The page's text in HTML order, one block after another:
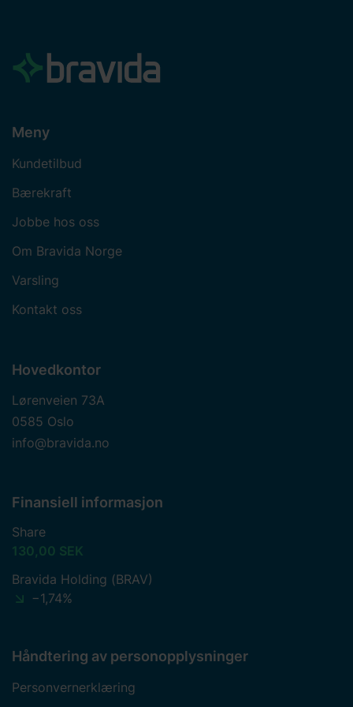
Meny
Kundetilbud
Bærekraft
Jobbe hos oss
Om Bravida Norge
Varsling
Kontakt oss
Hovedkontor
Lørenveien 73A
0585 Oslo
info@bravida.no
Finansiell informasjon
Share
130,00 SEK
Bravida Holding (BRAV)
−1,74%
Håndtering av personopplysninger
Personvernerklæring